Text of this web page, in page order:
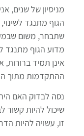
מניסיון של שנים,
הגוף מתנגד
שתבחר, משום
מדוע הגוף מתנגד
אינן תמיד
ההתקדמות מתוך
נסה לבדוק האם
שיכול להיות קשור
זו, עשויה להיות